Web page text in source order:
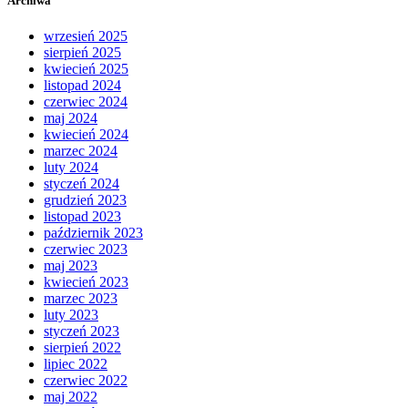
wrzesień 2025
sierpień 2025
kwiecień 2025
listopad 2024
czerwiec 2024
maj 2024
kwiecień 2024
marzec 2024
luty 2024
styczeń 2024
grudzień 2023
listopad 2023
październik 2023
czerwiec 2023
maj 2023
kwiecień 2023
marzec 2023
luty 2023
styczeń 2023
sierpień 2022
lipiec 2022
czerwiec 2022
maj 2022